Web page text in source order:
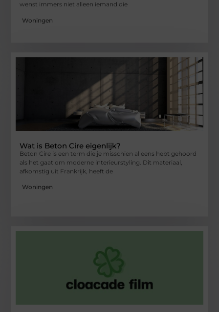
wenst immers niet alleen iemand die
Woningen
Wat is Beton Cire eigenlijk?
Beton Cire is een term die je misschien al eens hebt gehoord
als het gaat om moderne interieurstyling. Dit materiaal,
afkomstig uit Frankrijk, heeft de
Woningen